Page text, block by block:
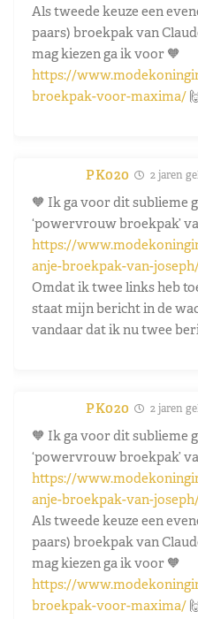
Als tweede keuze een
paars) broekpak van
mag kiezen ga ik voor 🧡
https://
broekpak-voor-maxima/
PK020 2 jaren
🧡 Ik ga voor dit sublieme
‘powervrouw broekpak’
https://
anje-broekpak-van-
Omdat ik twee links heb
staat mijn bericht in de
vandaar dat ik nu twee
PK020 2 jaren
🧡 Ik ga voor dit sublieme
‘powervrouw broekpak’
https://
anje-broekpak-van-
Als tweede keuze een
paars) broekpak van
mag kiezen ga ik voor 🧡
https://
broekpak-voor-maxima/